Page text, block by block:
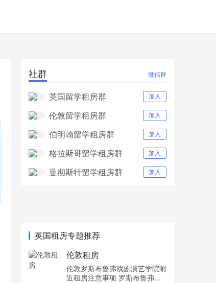
社群 微信群
英国留学租房群 加入
伦敦留学租房群 加入
伯明翰留学租房群 加入
格拉斯哥留学租房群 加入
曼彻斯特留学租房群 加入
英国租房专题推荐
伦敦租房
伦敦罗斯布鲁弗戏剧演艺学院附
近租房注意事项 罗斯布鲁弗戏